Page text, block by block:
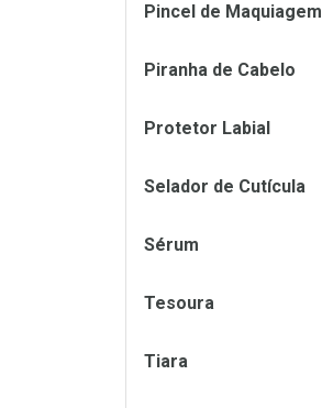
Pincel de Maquiagem
Piranha de Cabelo
Protetor Labial
Selador de Cutícula
Sérum
Tesoura
Tiara